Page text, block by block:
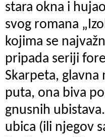
stara okna i
svog romana
kojima se
pripada seriji
Skarpeta,
puta, ona biva
gnusnih
ubica (ili njegov